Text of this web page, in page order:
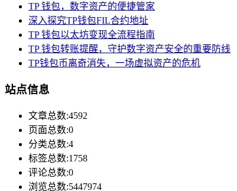
TP 钱包，数字资产的便捷管家
深入探究TP钱包FIL合约地址
TP 钱包以太坊变现全流程指南
TP 钱包转账提醒，守护数字资产安全的重要防线
TP钱包币离奇消失，一场虚拟资产的危机
站点信息
文章总数:4592
页面总数:0
分类总数:4
标签总数:1758
评论总数:0
浏览总数:5447974